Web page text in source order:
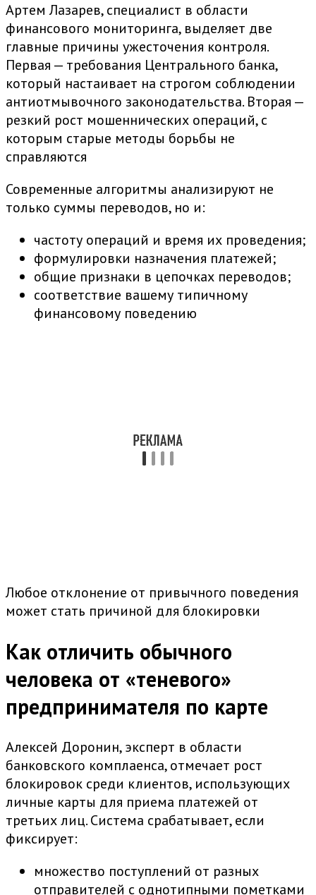
Артем Лазарев, специалист в области
финансового мониторинга, выделяет две
главные причины ужесточения контроля.
Первая — требования Центрального банка,
который настаивает на строгом соблюдении
антиотмывочного законодательства. Вторая —
резкий рост мошеннических операций, с
которым старые методы борьбы не
справляются
Современные алгоритмы анализируют не
только суммы переводов, но и:
частоту операций и время их проведения;
формулировки назначения платежей;
общие признаки в цепочках переводов;
соответствие вашему типичному
финансовому поведению
Любое отклонение от привычного поведения
может стать причиной для блокировки
Как отличить обычного
человека от «теневого»
предпринимателя по карте
Алексей Доронин, эксперт в области
банковского комплаенса, отмечает рост
блокировок среди клиентов, использующих
личные карты для приема платежей от
третьих лиц. Система срабатывает, если
фиксирует:
множество поступлений от разных
отправителей с однотипными пометками